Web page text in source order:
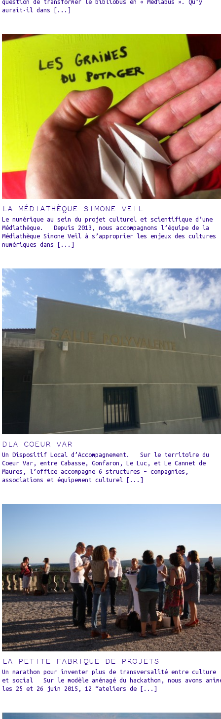
question de transformer le bibliobus en « Médiabus ». Qu’y
aurait-il dans [...]
LA MÉDIATHÈQUE SIMONE VEIL
Le numérique au sein du projet culturel et scientifique d’une
Médiathèque. Depuis 2013, nous accompagnons l’équipe de la
Médiathèque Simone Veil à s’approprier les enjeux des cultures
numériques dans [...]
DLA COEUR VAR
Un Dispositif Local d’Accompagnement. Sur le territoire du
Coeur Var, entre Cabasse, Gonfaron, Le Luc, et Le Cannet de
Maures, l’office accompagne 6 structures – compagnies,
associations et équipement culturel [...]
LA PETITE FABRIQUE DE PROJETS
Un marathon pour inventer plus de transversalité entre culture
et social Sur le modèle aménagé du hackathon, nous avons
les 25 et 26 juin 2015, 12 “ateliers de [...]